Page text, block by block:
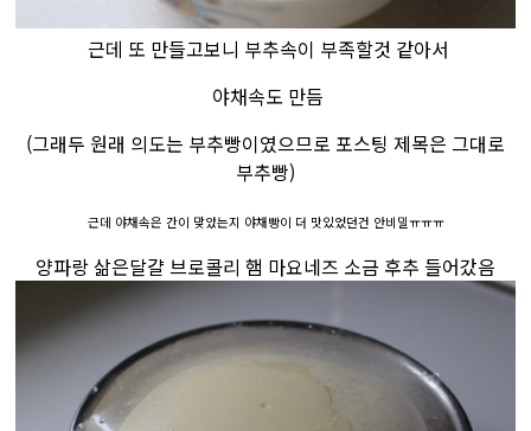
근데 또 만들고보니 부추속이 부족할것 같아서
야채속도 만듬
(그래두 원래 의도는 부추빵이였으므로 포스팅 제목은 그대로
부추빵)
근데 야채속은 간이 맞았는지 야채빵이 더 맛있었던건 안비밀ㅠㅠㅠ
양파랑 삶은달걀 브로콜리 햄 마요네즈 소금 후추 들어갔음